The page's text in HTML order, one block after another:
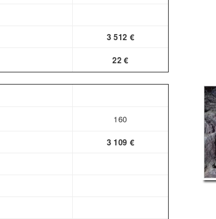
3 512 €
22 €
160
3 109 €